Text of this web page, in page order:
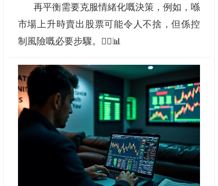
再平衡需要克服情緒化嘅決策，例如，喺
市場上升時賣出股票可能令人不捨，但係控
制風險嘅必要步驟。🧘‍♂️📊